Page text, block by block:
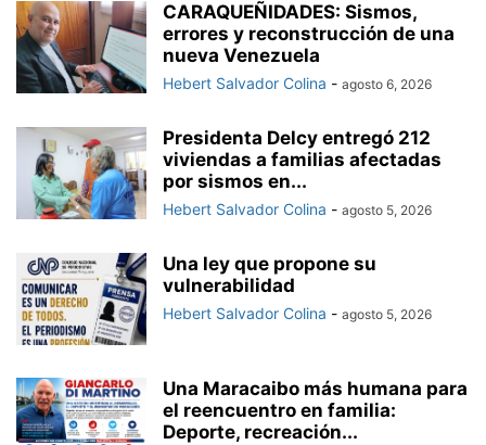
CARAQUEÑIDADES: Sismos,
errores y reconstrucción de una
nueva Venezuela
Hebert Salvador Colina - agosto 6, 2026
Presidenta Delcy entregó 212
viviendas a familias afectadas
por sismos en...
Hebert Salvador Colina - agosto 5, 2026
Una ley que propone su
vulnerabilidad
Hebert Salvador Colina - agosto 5, 2026
Una Maracaibo más humana para
el reencuentro en familia:
Deporte, recreación...